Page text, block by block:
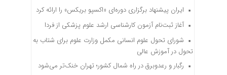
ایران پیشنهاد برگزاری دوره‌ای «اکسپو بریکس» را ارائه کرد
آغاز ثبت‌نام‌ آزمون کارشناسی ارشد علوم پزشکی از فردا
شورای تحول علوم انسانی مکمل وزارت علوم برای شتاب به
تحول در آموزش عالی
رگبار و رعدوبرق در راه شمال کشور؛ تهران خنک‌تر می‌شود